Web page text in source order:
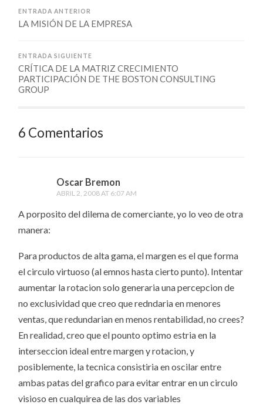
ENTRADA ANTERIOR
LA MISIÓN DE LA EMPRESA
ENTRADA SIGUIENTE
CRÍTICA DE LA MATRIZ CRECIMIENTO
PARTICIPACIÓN DE THE BOSTON CONSULTING
GROUP
6 Comentarios
Oscar Bremon
ABRIL 2, 2008 AT 6:07 AM
A porposito del dilema de comerciante, yo lo veo de otra
manera:
Para productos de alta gama, el margen es el que forma
el circulo virtuoso (al emnos hasta cierto punto). Intentar
aumentar la rotacion solo generaria una percepcion de
no exclusividad que creo que redndaria en menores
ventas, que redundarian en menos rentabilidad, no crees?
En realidad, creo que el pounto optimo estria en la
interseccion ideal entre margen y rotacion, y
posiblemente, la tecnica consistiria en oscilar entre
ambas patas del grafico para evitar entrar en un circulo
visioso en cualquirea de las dos variables